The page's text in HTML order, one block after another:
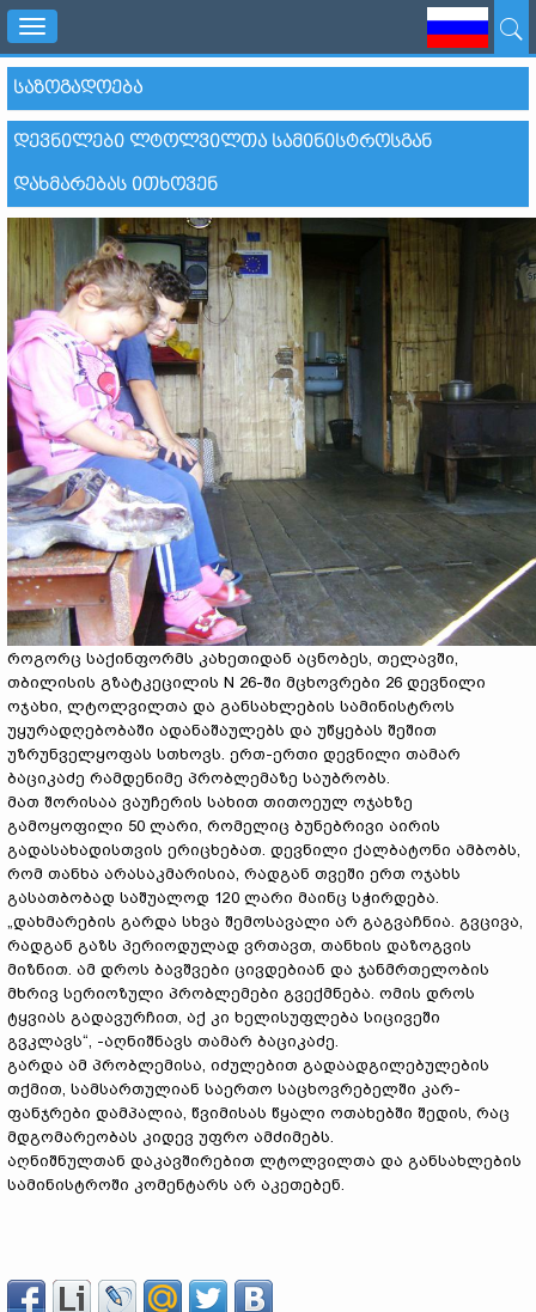
Toggle
navigation
ᲡᲐᲖᲝᲒᲐᲓᲝᲔᲑᲐ
ᲓᲔᲕᲜᲘᲚᲔᲑᲘ ᲚᲢᲝᲚᲕᲘᲚᲗᲐ ᲡᲐᲛᲘᲜᲘᲡᲢᲠᲝᲡᲒᲐᲜ
ᲓᲐᲮᲛᲐᲠᲔᲑᲐᲡ ᲘᲗᲮᲝᲕᲔᲜ
როგორც საქინფორმს კახეთიდან აცნობეს, თელავში,
თბილისის გზატკეცილის N 26-ში მცხოვრები 26 დევნილი
ოჯახი, ლტოლვილთა და განსახლების სამინისტროს
უყურადღებობაში ადანაშაულებს და უწყებას შეშით
უზრუნველყოფას სთხოვს. ერთ-ერთი დევნილი თამარ
ბაციკაძე რამდენიმე პრობლემაზე საუბრობს.
მათ შორისაა ვაუჩერის სახით თითოეულ ოჯახზე
გამოყოფილი 50 ლარი, რომელიც ბუნებრივი აირის
გადასახადისთვის ერიცხებათ. დევნილი ქალბატონი ამბობს,
რომ თანხა არასაკმარისია, რადგან თვეში ერთ ოჯახს
გასათბობად საშუალოდ 120 ლარი მაინც სჭირდება.
„დახმარების გარდა სხვა შემოსავალი არ გაგვაჩნია. გვცივა,
რადგან გაზს პერიოდულად ვრთავთ, თანხის დაზოგვის
მიზნით. ამ დროს ბავშვები ცივდებიან და ჯანმრთელობის
მხრივ სერიოზული პრობლემები გვექმნება. ომის დროს
ტყვიას გადავურჩით, აქ კი ხელისუფლება სიცივეში
გვკლავს“, -აღნიშნავს თამარ ბაციკაძე.
გარდა ამ პრობლემისა, იძულებით გადაადგილებულების
თქმით, სამსართულიან საერთო საცხოვრებელში კარ-
ფანჯრები დამპალია, წვიმისას წყალი ოთახებში შედის, რაც
მდგომარეობას კიდევ უფრო ამძიმებს.
აღნიშნულთან დაკავშირებით ლტოლვილთა და განსახლების
სამინისტროში კომენტარს არ აკეთებენ.